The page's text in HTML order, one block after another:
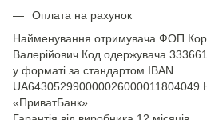
Оплата на рахунок
Найменування отримувача ФОП
Валерійович Код одержувача
у форматі за стандартом IBAN
UA643052990000026000011804049
«ПриватБанк»